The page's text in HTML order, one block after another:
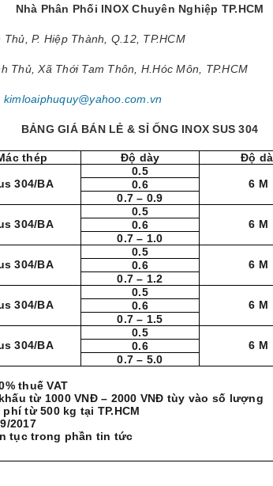
Nhà Phân Phối INOX Chuyên Nghiệp TP.HCM
P. Hiệp Thành, Q.12, TP.HCM
Thủ, Xã Thới Tam Thôn, H.Hóc Môn, TP.HCM
kimloaiphuquy@yahoo.com.vn
BẢNG GIÁ BÁN LẺ & SỈ ỐNG INOX SUS 304
thép Độ dày Độ
304/BA
0.5
6 M
0.6
0.7 – 0.9
304/BA
0.5
6 M
0.6
0.7 – 1.0
304/BA
0.5
6 M
0.6
0.7 – 1.2
304/BA
0.5
6 M
0.6
0.7 – 1.5
304/BA
0.5
6 M
0.6
0.7 – 5.0
thuế VAT
từ 1000 VNĐ – 2000 VNĐ tùy vào số lượng
từ 500 kg tại TP.HCM
2017
tục trong phần tin tức